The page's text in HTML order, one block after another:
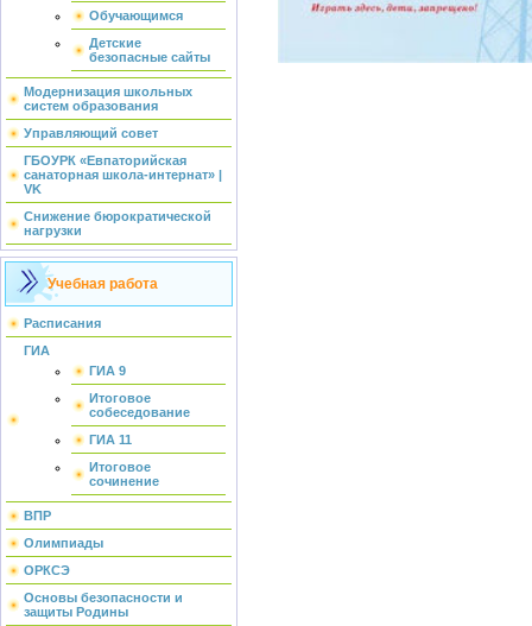
Обучающимся
Детские
безопасные сайты
Модернизация школьных
систем образования
Управляющий совет
ГБОУРК «Евпаторийская
санаторная школа-интернат» |
VK
Снижение бюрократической
нагрузки
Учебная работа
Расписания
ГИА
ГИА 9
Итоговое
собеседование
ГИА 11
Итоговое
сочинение
ВПР
Олимпиады
ОРКСЭ
Основы безопасности и
защиты Родины